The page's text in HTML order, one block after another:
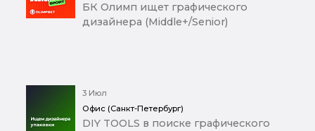
БК Олимп ищет графического
дизайнера (Middle+/Senior)
3 Июл
Офис (Санкт-Петербург)
DIY TOOLS в поиске графического